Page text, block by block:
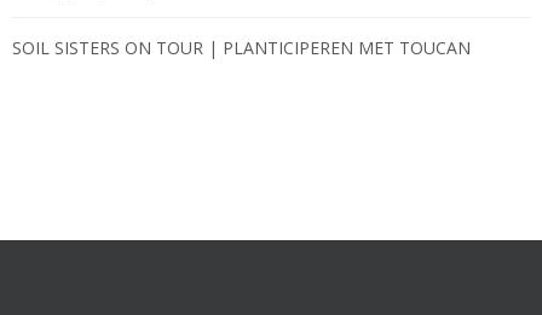
SOIL SISTERS ON TOUR | PLANTICIPEREN MET TOUCAN